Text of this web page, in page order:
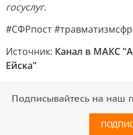
госуслуг.
#СФРпост #травматизмсфр
Источник: Канал в МАКС
Ейска"
Подписывайтесь на наш